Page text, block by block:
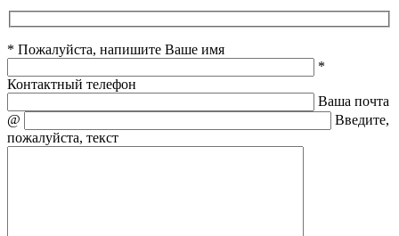
* Пожалуйста, напишите Ваше имя
*
Контактный телефон
Ваша почта
@
Введите,
пожалуйста, текст